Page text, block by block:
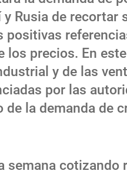
Rusia de recortar
positivas
los precios. En
y de las
por las
la demanda de
semana cotizando